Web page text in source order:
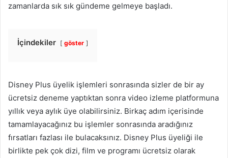
zamanlarda sık sık gündeme gelmeye başladı.
İçindekiler göster
Disney Plus üyelik işlemleri sonrasında sizler de bir ay
ücretsiz deneme yaptıktan sonra video izleme platformuna
yıllık veya aylık üye olabilirsiniz. Birkaç adım içerisinde
tamamlayacağınız bu işlemler sonrasında aradığınız
fırsatları fazlası ile bulacaksınız. Disney Plus üyeliği ile
birlikte pek çok dizi, film ve programı ücretsiz olarak